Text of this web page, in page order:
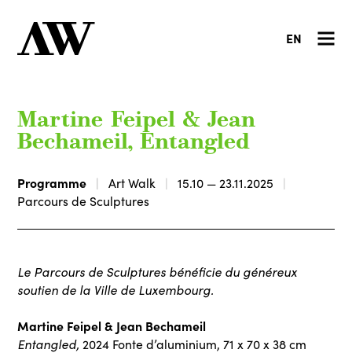
EN
Martine Feipel & Jean
Bechameil, Entangled
Programme Art Walk
15.10 — 23.11.2025
Parcours de Sculptures
Le Parcours de Sculptures bénéficie du généreux
soutien de la Ville de Luxembourg.
Martine Feipel & Jean Bechameil
Entangled, 2024 Fonte d’aluminium, 71 x 70 x 38 cm